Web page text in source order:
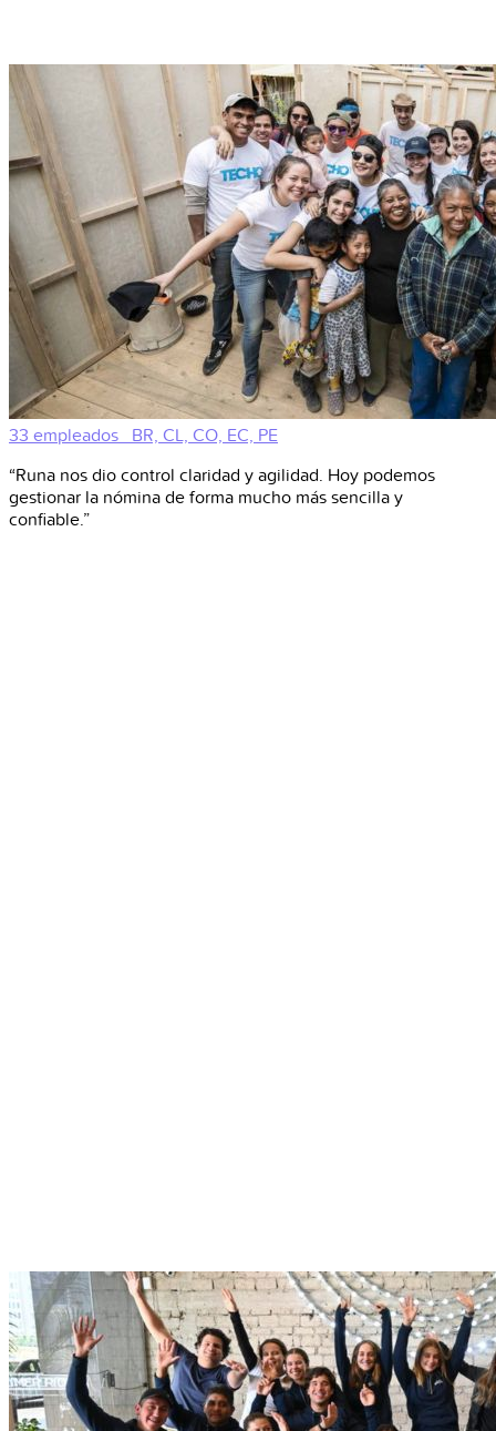
33 empleados
BR, CL, CO, EC, PE
“Runa nos dio control claridad y agilidad. Hoy podemos
gestionar la nómina de forma mucho más sencilla y
confiable.”